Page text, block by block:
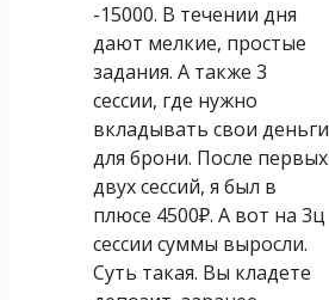
-15000. В течении дня
дают мелкие, простые
задания. А также 3
сессии, где нужно
вкладывать свои деньги
для брони. После первых
двух сессий, я был в
плюсе 4500₽. А вот на 3ц
сессии суммы выросли.
Суть такая. Вы кладете